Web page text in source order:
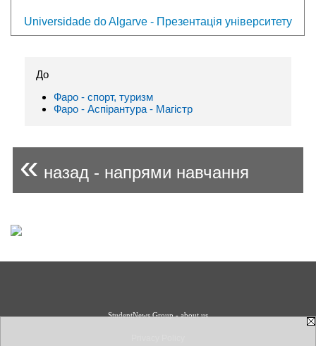
Universidade do Algarve - Презентація університету
До
Фаро - спорт, туризм
Фаро - Аспірантура - Магістр
« назад - напрями навчання
StudentNews Group - about us